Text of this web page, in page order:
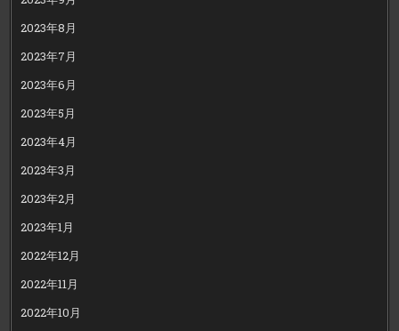
2023年8月
2023年7月
2023年6月
2023年5月
2023年4月
2023年3月
2023年2月
2023年1月
2022年12月
2022年11月
2022年10月